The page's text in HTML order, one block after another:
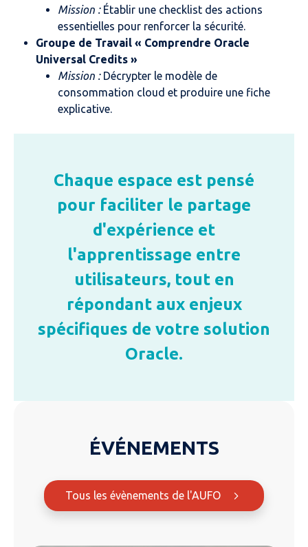
Mission :Établir une checklist des actions
essentielles pour renforcer la sécurité.
Groupe de Travail « Comprendre Oracle
Universal Credits »
Mission :Décrypter le modèle de
consommation cloud et produire une fiche
explicative.
Chaque espace est pensé
pour faciliter le partage
d'expérience et
l'apprentissage entre
utilisateurs, tout en
répondant aux enjeux
spécifiques de votre solution
Oracle.
ÉVÉNEMENTS
Tous les évènements de l'AUFO